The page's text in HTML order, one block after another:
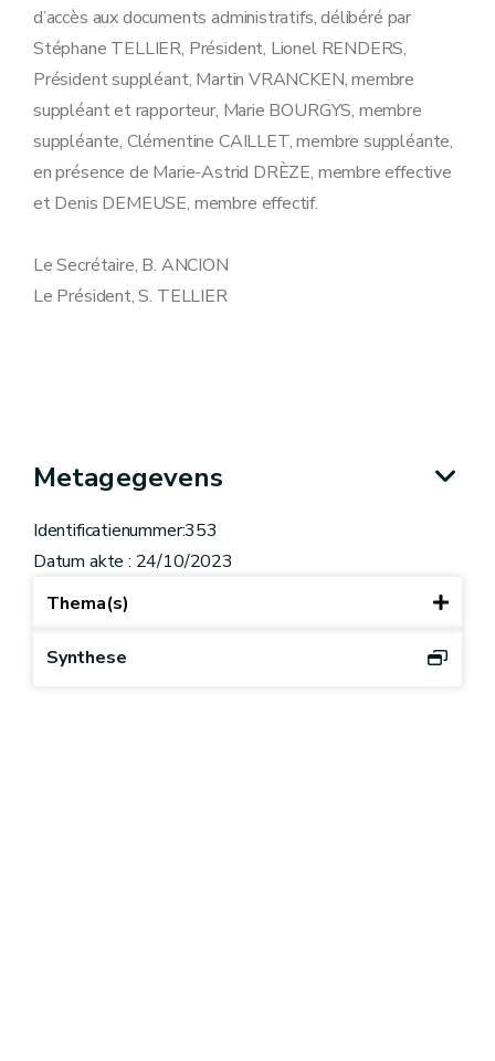
d’accès aux documents administratifs, délibéré par
Stéphane TELLIER, Président, Lionel RENDERS,
Président suppléant, Martin VRANCKEN, membre
suppléant et rapporteur, Marie BOURGYS, membre
suppléante, Clémentine CAILLET, membre suppléante,
en présence de Marie-Astrid DRÈZE, membre effective
et Denis DEMEUSE, membre effectif.
Le Secrétaire, B. ANCION
Le Président, S. TELLIER
Metagegevens
Identificatienummer:353
Datum akte : 24/10/2023
Thema(s)
Synthese